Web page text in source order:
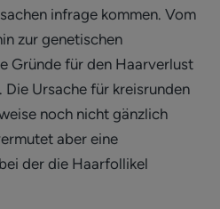
infrage kommen. Vom
zur genetischen
Gründe für den Haarverlust
Die Ursache für kreisrunden
noch nicht gänzlich
aber eine
der die Haarfollikel